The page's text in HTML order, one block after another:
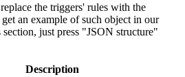
the triggers' rules with the
an example of such object in our
just press "JSON structure"
Description